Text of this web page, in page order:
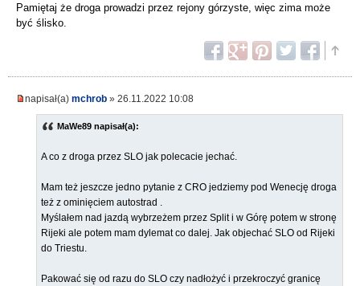
Pamiętaj że droga prowadzi przez rejony górzyste, więc zima może
być ślisko.
napisał(a) mchrob » 26.11.2022 10:08
MaWe89 napisał(a):
A co z droga przez SLO jak polecacie jechać.
Mam też jeszcze jedno pytanie z CRO jedziemy pod Wenecję droga
też z ominięciem autostrad .
Myślałem nad jazdą wybrzeżem przez Split i w Górę potem w stronę
Rijeki ale potem mam dylemat co dalej. Jak objechać SLO od Rijeki
do Triestu.
Pakować się od razu do SLO czy nadłożyć i przekroczyć granicę